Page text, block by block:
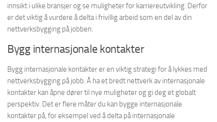
innsikt i ulike bransjer og se muligheter for karriereutvikling. Derfor
er det viktig å vurdere å delta i frivillig arbeid som en del av din
nettverksbygging på jobben.
Bygg internasjonale kontakter
Bygg internasjonale kontakter er en viktig strategi for å lykkes med
nettverksbygging på jobb. Å ha et bredt nettverk av internasjonale
kontakter kan åpne dører til nye muligheter og gi deg et globalt
perspektiv. Det er flere måter du kan bygge internasjonale
kontakter på, for eksempel ved å delta på internasjonale